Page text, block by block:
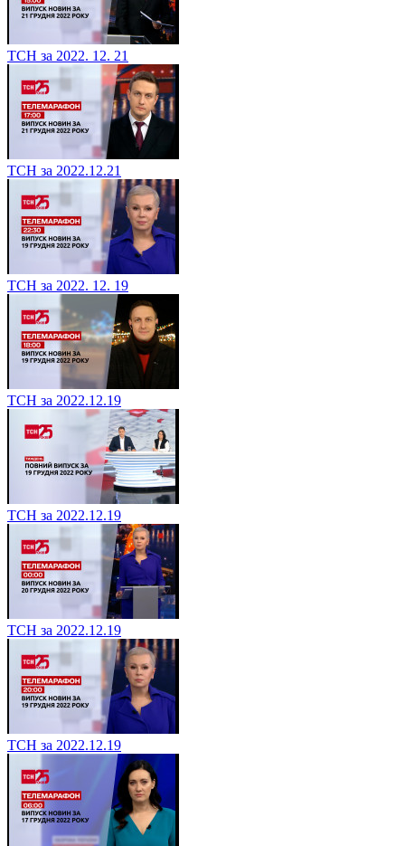
ТСН за 2022. 12. 21
ТСН за 2022.12.21
ТСН за 2022. 12. 19
ТСН за 2022.12.19
ТСН за 2022.12.19
ТСН за 2022.12.19
ТСН за 2022.12.19